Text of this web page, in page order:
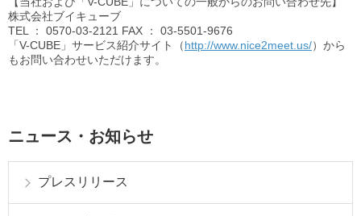
株式会社ブイキューブ
TEL
： 0570-03-2121 FAX
： 03-5501-9676
「V-CUBE」サービス紹介サイト（http://www.nice2meet.us/）から
もお問い合わせいただけます。
ニュース・お知らせ
プレスリリース